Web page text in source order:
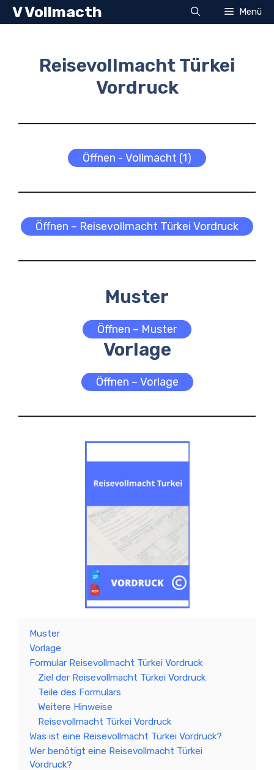
Zum
Inhalt
V Vollmacth Menü
Reisevollmacht Türkei
Vordruck
Öffnen - Vollmacht (1)
Öffnen – Reisevollmacht Türkei Vordruck
Muster
Öffnen – Muster
Vorlage
Öffnen – Vorlage
Muster
Vorlage
Formular Reisevollmacht Türkei Vordruck
Ziel der Reisevollmacht Türkei Vordruck
Teile des Formulars
Weitere Hinweise
Reisevollmacht Türkei Vordruck
Was ist eine Reisevollmacht Türkei Vordruck?
Wer benötigt eine Reisevollmacht Türkei
Vordruck?